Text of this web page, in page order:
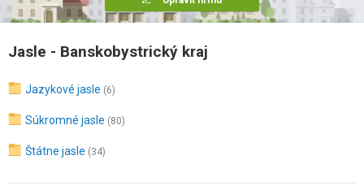
Jasle - Banskobystrický kraj
Jazykové jasle (6)
Súkromné jasle (80)
Štátne jasle (34)